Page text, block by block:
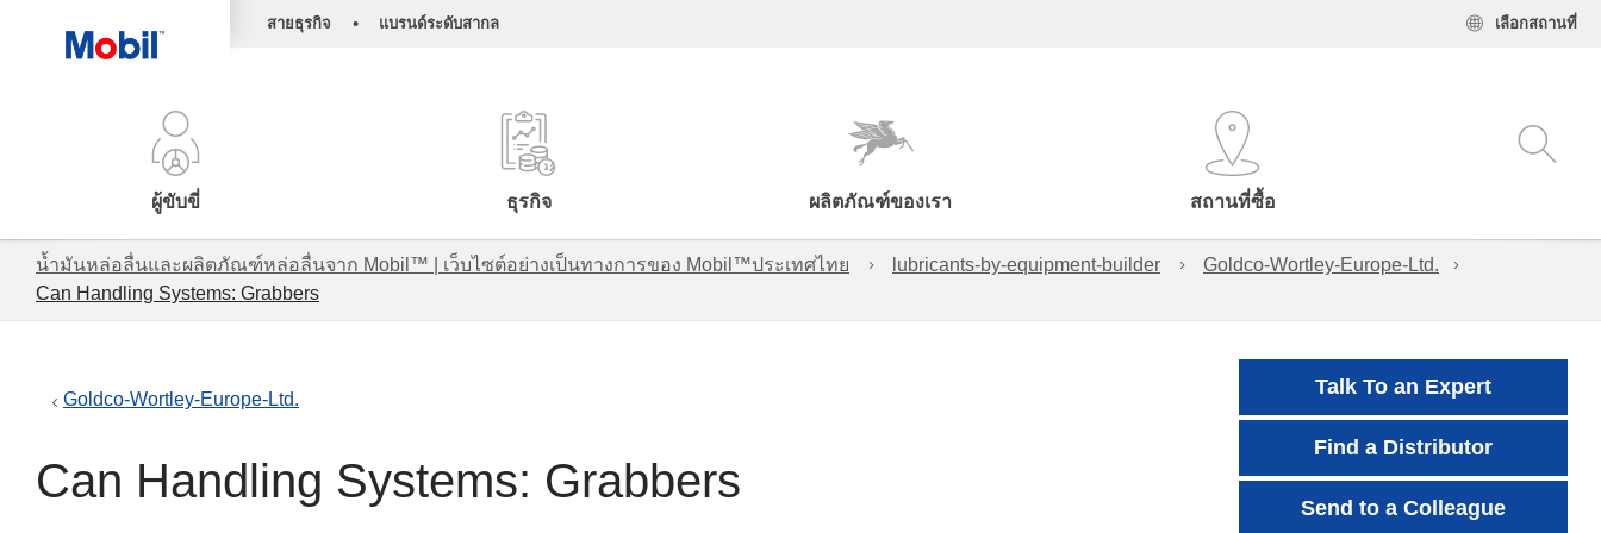
สายธุรกิจ • แบรนด์ระดับสากล เลือกสถานที่
ผู้ขับขี่ ธุรกิจ ผลิตภัณฑ์ของเรา สถานที่ซื้อ
น้ำมันหล่อลื่นและผลิตภัณฑ์หล่อลื่นจาก Mobil™ | เว็บไซต์อย่างเป็นทางการของ Mobil™ประเทศไทย lubricants-by-equipment-builder
Goldco-Wortley-Europe-Ltd.
Can Handling Systems: Grabbers
Goldco-Wortley-Europe-Ltd.
Can Handling Systems: Grabbers
Talk To an Expert
Find a Distributor
Send to a Colleague